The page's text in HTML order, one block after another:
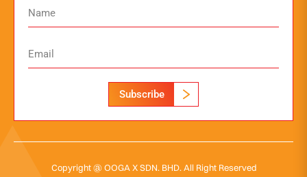
Subscribe
Copyright @ OOGA X SDN. BHD. All Right Reserved